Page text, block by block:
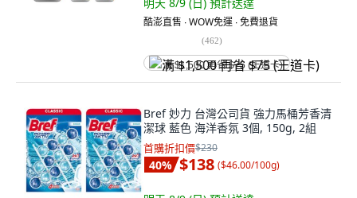
酷澎直售 ∙ WOW免運 ∙ 免費退貨
(462)
满 $1,500 再省 $75 (王道卡)
Bref 妙力 台灣公司貨 強力馬桶芳香清
潔球 藍色 海洋香氛 3個, 150g, 2組
首購折扣價$230
40% $138 ($46.00/100g)